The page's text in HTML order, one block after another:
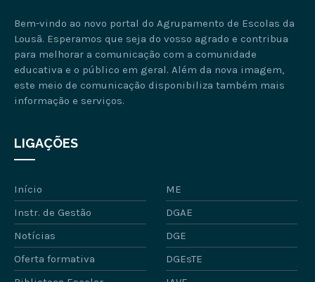
Bem-vindo ao novo portal do Agrupamento de Escolas da
Lousã. Esperamos que seja do vosso agrado e contribua
para melhorar a comunicação com a comunidade
educativa e o público em geral. Além da nova imagem,
este meio de comunicação disponibiliza também mais
informação e serviços.
LIGAÇÕES
Início
ME
Instr. de Gestão
DGAE
Notícias
DGE
Oferta formativa
DGEsTE